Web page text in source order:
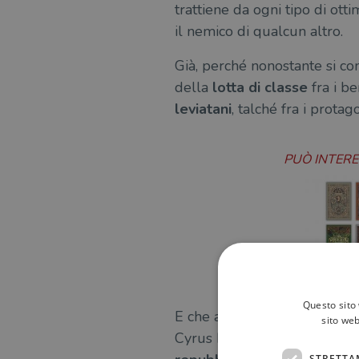
trattiene da ogni tipo di
il nemico di qualcun altro.
Già, perché nonostante si
della lotta di classe fra i
leviatani, talché fra i
PUÒ
E che affonda le radici nella
Cyrus Butterfield viene
Questo
sito